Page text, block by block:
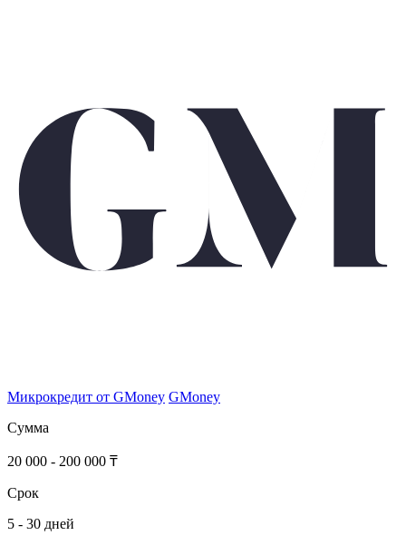
Микрокредит от GMoney GMoney
Сумма
20 000 - 200 000 ₸
Срок
5 - 30 дней